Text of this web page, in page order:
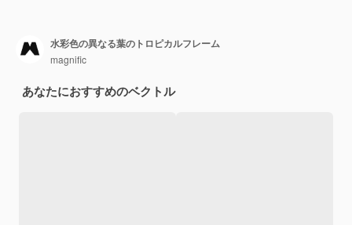
水彩色の異なる葉のトロピカルフレーム
magnific
あなたにおすすめのベクトル